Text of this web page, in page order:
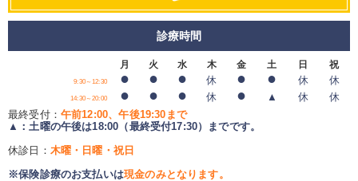
診療時間
月 火 水 木 金 土 日 祝
9:30～12:30 ● ● ● 休 ● ● 休 休
14:30～20:00 ● ● ● 休 ● ▲ 休
休
最終受付： 午前12:00、午後19:30まで
▲：土曜の午後は18:00（最終受付17:30）までです。
休診日： 木曜・日曜・祝日
※保険診療のお支払いは現金のみとなります。